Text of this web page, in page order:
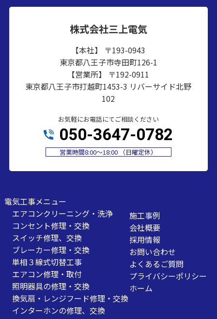
株式会社三上電気
【本社】 〒193-0943
東京都八王子市寺田町126-1
【営業所】 〒192-0911
東京都八王子市打越町1453-3 リバーサイド北野
102
お気軽にお電話にてご相談ください
050-3647-0782
営業時間8:00～18:00 （日曜定休）
電気工事メニュー
エアコンクリーニング・洗浄
コンセント修理・交換
スイッチ修理、交換
ブレーカー修理・交換
単相３線式切替工事
エアコン修理・取付
照明器具の修理・交換
換気扇・レンジフード修理・交換
インターホンの修理、交換
施工事例
会社概要
採用情報
お問い合わせ
よくあるご質問
プライバシーポリシー
ホーム